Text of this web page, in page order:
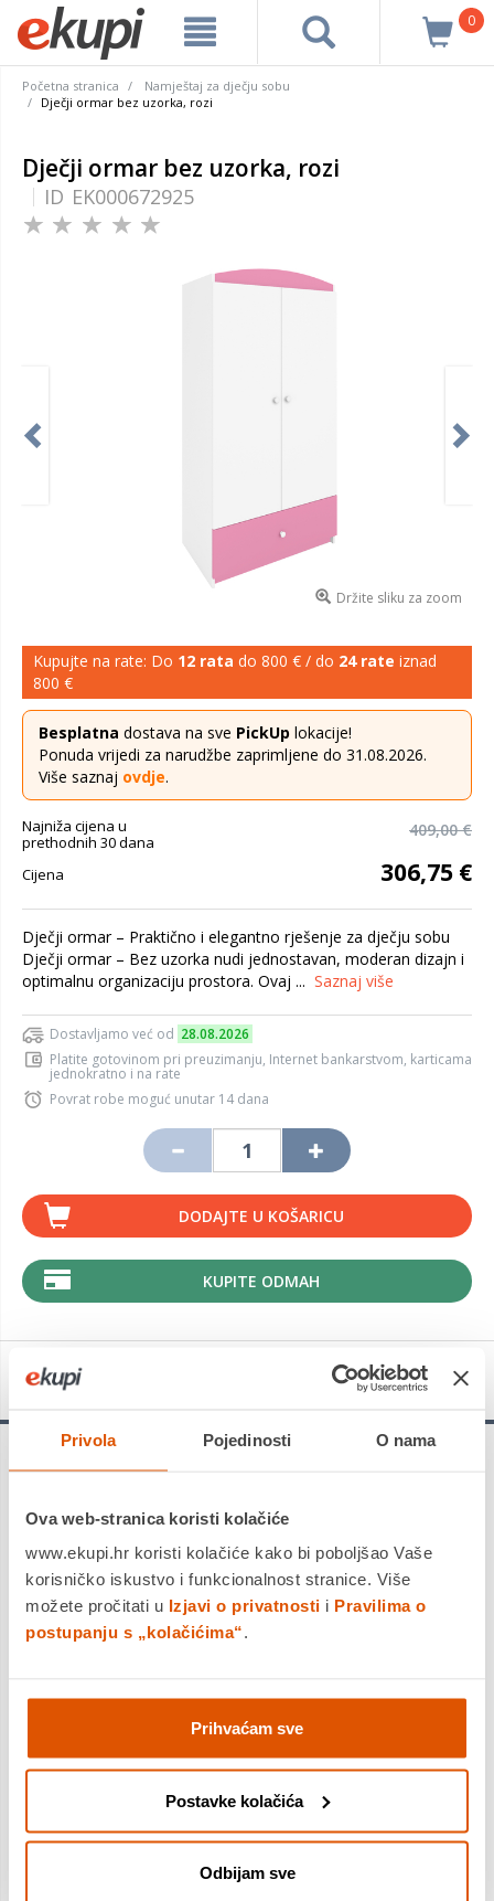
Privola Pojedinosti O nama
Ova web-stranica koristi kolačiće
www.ekupi.hr koristi kolačiće kako bi poboljšao Vaše
korisničko iskustvo i funkcionalnost stranice. Više
možete pročitati u Izjavi o privatnosti i Pravilima o
postupanju s „kolačićima“.
Prihvaćam sve
Postavke kolačića
Odbijam sve
0
Početna stranica
Namještaj za dječju sobu
Dječji ormar bez uzorka, rozi
Dječji ormar bez uzorka, rozi
ID EK000672925
Držite sliku za zoom
Kupujte na rate: Do 12 rata do 800 € / do 24 rate iznad
800 €
Besplatna dostava na sve PickUp lokacije!
Ponuda vrijedi za narudžbe zaprimljene do 31.08.2026.
Više saznaj ovdje.
Najniža cijena u
prethodnih 30 dana
409,00 €
Cijena 306,75 €
Dječji ormar – Praktično i elegantno rješenje za dječju sobu
Dječji ormar – Bez uzorka nudi jednostavan, moderan dizajn i
optimalnu organizaciju prostora. Ovaj ... Saznaj više
Dostavljamo već od 28.08.2026
Platite gotovinom pri preuzimanju, Internet bankarstvom, karticama
jednokratno i na rate
Povrat robe moguć unutar 14 dana
DODAJTE U KOŠARICU
KUPITE ODMAH
Detalji proizvoda
Dječji ormar – Praktično
i elegantno rješenje za
dječju sobu
Dječji ormar – Bez uzorkanudi jednostavan, moderan dizajn
kombinirajućišipku za vješanjeipraktične policeza
maksimalnu funkcionalnost.
Organizirani prostor za
odjeću i dodatke
Dvokrilni dizajn– omogućuje lak pristup svim stvarima
Jedna polovica s šipkom za vješanje